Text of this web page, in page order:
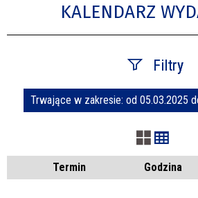
KALENDARZ
Filtry
Szukana fraza
Kategoria
Trwające w zakresie: od 05.03.2025
Termin Godzina